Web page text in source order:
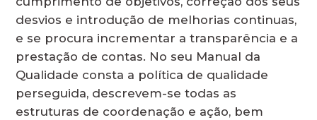
desvios e introdução de melhorias continuas,
e se procura incrementar a transparência e a
prestação de contas. No seu Manual da
Qualidade consta a política de qualidade
perseguida, descrevem-se todas as
estruturas de coordenação e ação, bem